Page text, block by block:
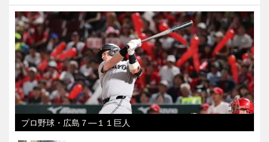
プロ野球・広島７―１１巨人